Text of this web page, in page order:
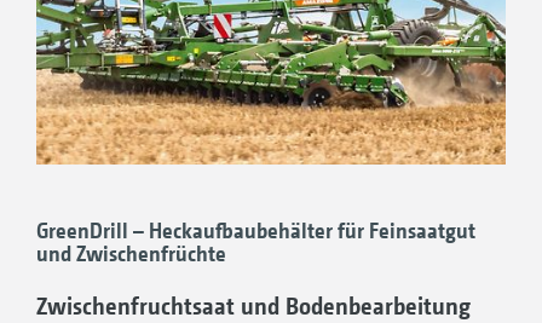
Segmentverteilerkopf
Beste Querverteilung über die gesamte
Arbeitsbreite
Kombination von verschiedenen
Große Ausbringmengen möglich
Variabel mit 12 bis 48 Auslässen
Teilflächenspezifische Saat
GreenDrill – Heckaufbaubehälter für Feinsaatgut
und Zwischenfrüchte
Zwischenfruchtsaat und Bodenbearbeitung